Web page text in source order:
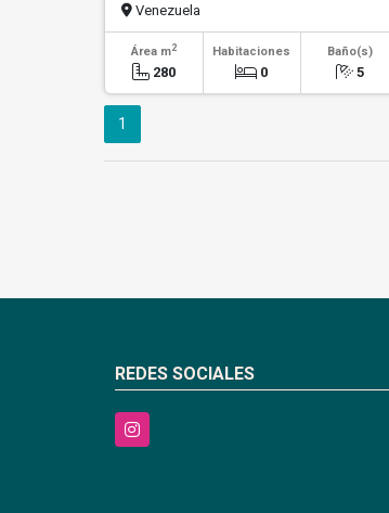
Venezuela
Área m2
280
Habitaciones
0
Baño(s)
5
1
REDES SOCIALES
Instagram